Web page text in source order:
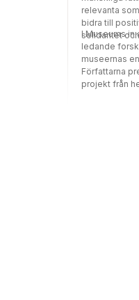
många år.
författare,
relevanta
bidra till
solidaritet
I Museums in
ledande
museernas
Författarna
projekt från